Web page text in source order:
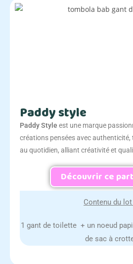
Paddy style
Paddy Style est une marque
créations pensées avec
au quotidien, alliant créativité et
Découvrir ce
Contenu du lot
1 gant de toilette + un noeud
de sac à